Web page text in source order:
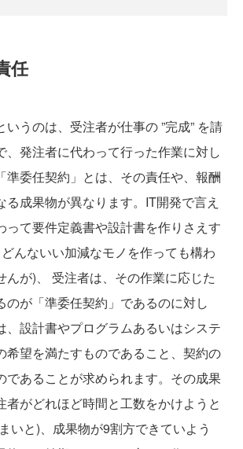
任
うのは、受注者が仕事の ”完成” を請
、発注者に代わって行った作業に対し
準委任契約」とは、その責任や、報酬
る成果物が異なります。IT開発で言え
って要件定義書や設計書を作りさえす
んないい加減なモノを作っても構わ
んが)、 受注者は、その作業に応じた
のが「準委任契約」であるのに対し
、設計書やプログラムあるいはシステ
希望を満たすものであること、契約の
であることが求められます。その成果
者がどれほど時間と工数をかけようと
いと)、成果物が9割方できていよう